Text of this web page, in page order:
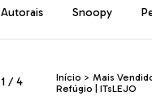
Autorais Snoopy
1/4 Início > Mais
Refúgio | ITsLEJO